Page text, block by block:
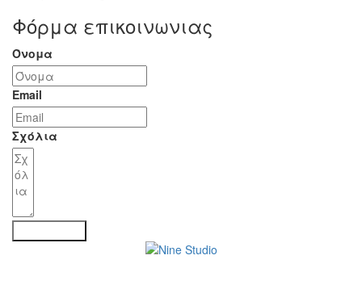
Φόρμα επικοινωνιας
Όνομα
Email
Σχόλια